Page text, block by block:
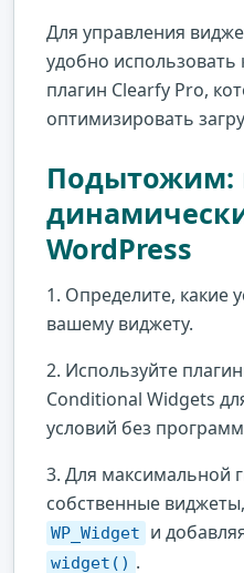
Для управления
удобно
плагин Clearfy Pro,
оптимизировать
Подытожим:
WordPress
1. Определите, какие
вашему виджету.
2. Используйте
Conditional Widgets
условий без
3. Для максимальной
собственные
WP_Widget и
widget() .